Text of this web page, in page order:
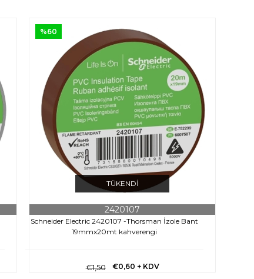
TÜKENDI
Schneider Electric 2420107 -Thorsman İzole Bant
19mmx20mt kahverengi
2420107
€0,60 + KDV
€1,50
%60